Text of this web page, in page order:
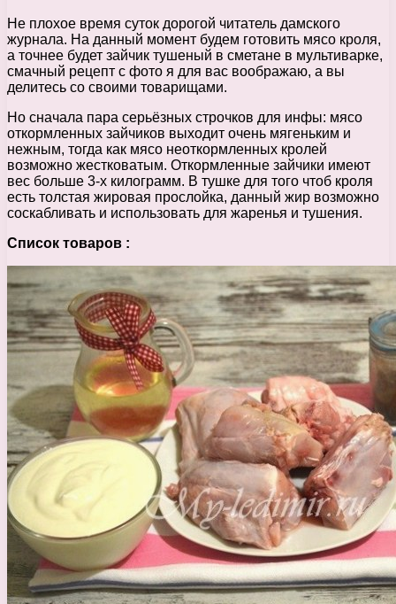
Не плохое время суток дорогой читатель дамского
журнала. На данный момент будем готовить мясо кроля,
а точнее будет зайчик тушеный в сметане в мультиварке,
смачный рецепт с фото я для вас воображаю, а вы
делитесь со своими товарищами.
Но сначала пара серьёзных строчков для инфы: мясо
откормленных зайчиков выходит очень мягеньким и
нежным, тогда как мясо неоткормленных кролей
возможно жестковатым. Откормленные зайчики имеют
вес больше 3-х килограмм. В тушке для того чтоб кроля
есть толстая жировая прослойка, данный жир возможно
соскабливать и использовать для жаренья и тушения.
Список товаров :